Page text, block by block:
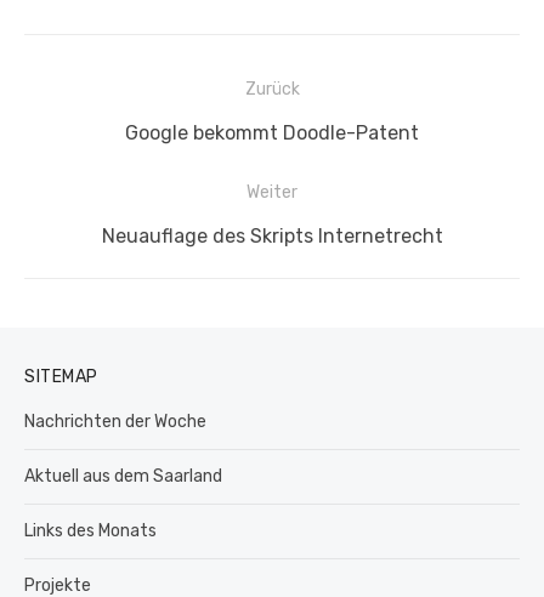
Beitragsnavigation
Zurück
Vorheriger
Google bekommt Doodle-Patent
Weiter
Nächster
Neuauflage des Skripts Internetrecht
SITEMAP
Nachrichten der Woche
Aktuell aus dem Saarland
Links des Monats
Projekte